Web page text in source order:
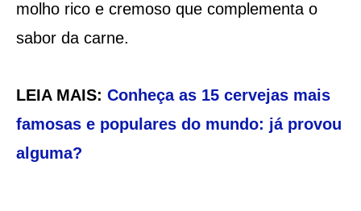
molho rico e cremoso que complementa o
sabor da carne.
LEIA MAIS: Conheça as 15 cervejas mais
famosas e populares do mundo: já provou
alguma?